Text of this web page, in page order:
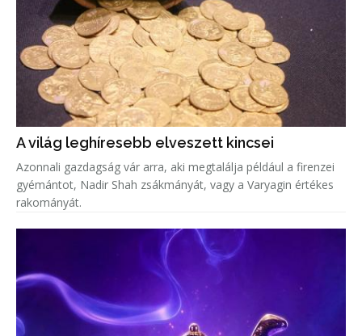
A világ leghíresebb elveszett kincsei
Azonnali gazdagság vár arra, aki megtalálja például a firenzei
gyémántot, Nadir Shah zsákmányát, vagy a Varyagin értékes
rakományát.